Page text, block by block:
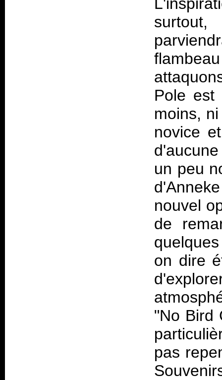
Pole est
moins,
novice
un peu
nouvel
de
on dire
"No Bird
pas